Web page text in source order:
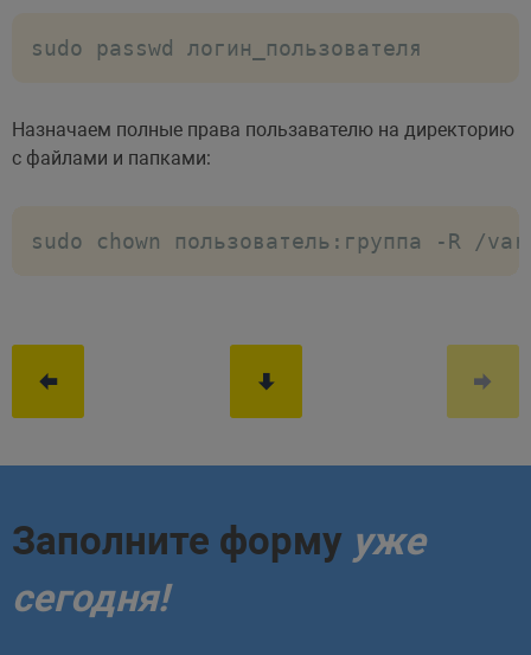
sudo passwd логин_пользователя
Назначаем полные права пользавателю на директорию
с файлами и папками:
sudo chown пользователь:группа -R /
Заполните форму уже
сегодня!